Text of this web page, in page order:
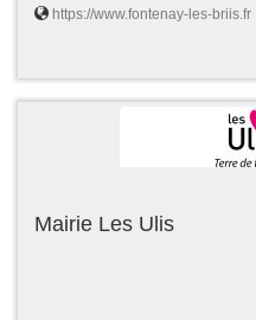
https://www.fontenay-les-briis.fr
Mairie Les Ulis